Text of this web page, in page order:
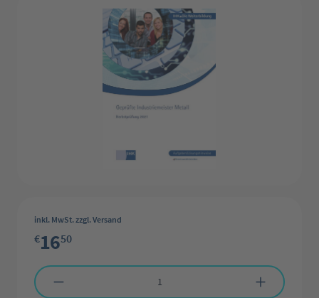
inkl. MwSt. zzgl. Versand
€1650
Produkt Anzahl: Gib den gewünschten Wert ein oder benutze die